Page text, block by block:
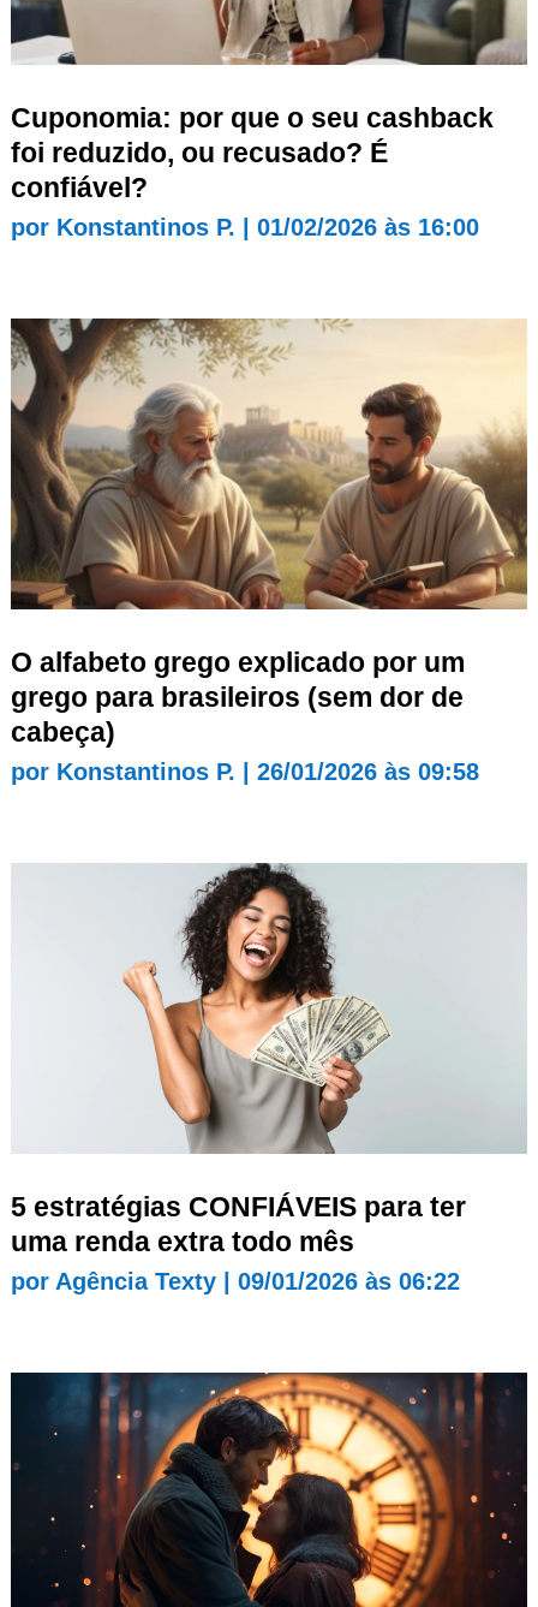
Cuponomia: por que o seu cashback
foi reduzido, ou recusado? É
confiável?
por Konstantinos P. 01/02/2026 às 16:00
O alfabeto grego explicado por um
grego para brasileiros (sem dor de
cabeça)
por Konstantinos P. 26/01/2026 às 09:58
5 estratégias CONFIÁVEIS para ter
uma renda extra todo mês
por Agência Texty| 09/01/2026 às 06:22